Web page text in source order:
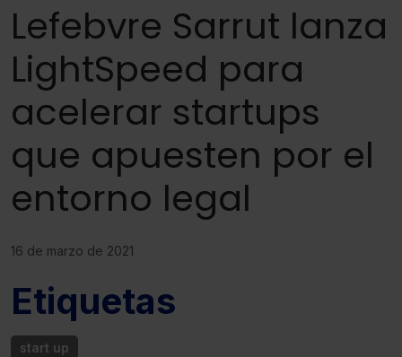
Lefebvre Sarrut lanza
LightSpeed para
acelerar startups
que apuesten por el
entorno legal
16 de marzo de 2021
Etiquetas
start up